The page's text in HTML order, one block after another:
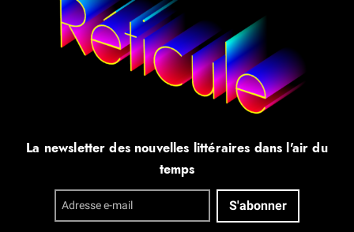
La newsletter des nouvelles littéraires dans l'air du
temps